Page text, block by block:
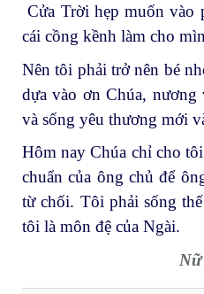
Cửa Trời hẹp muốn vào
cái cồng kềnh làm cho
Nên tôi phải trở nên bé
dựa vào ơn Chúa, nương
và sống yêu thương mới
Hôm nay Chúa chỉ cho
chuẩn của ông chủ để
từ chối. Tôi phải sống
tôi là môn đệ của Ngài.